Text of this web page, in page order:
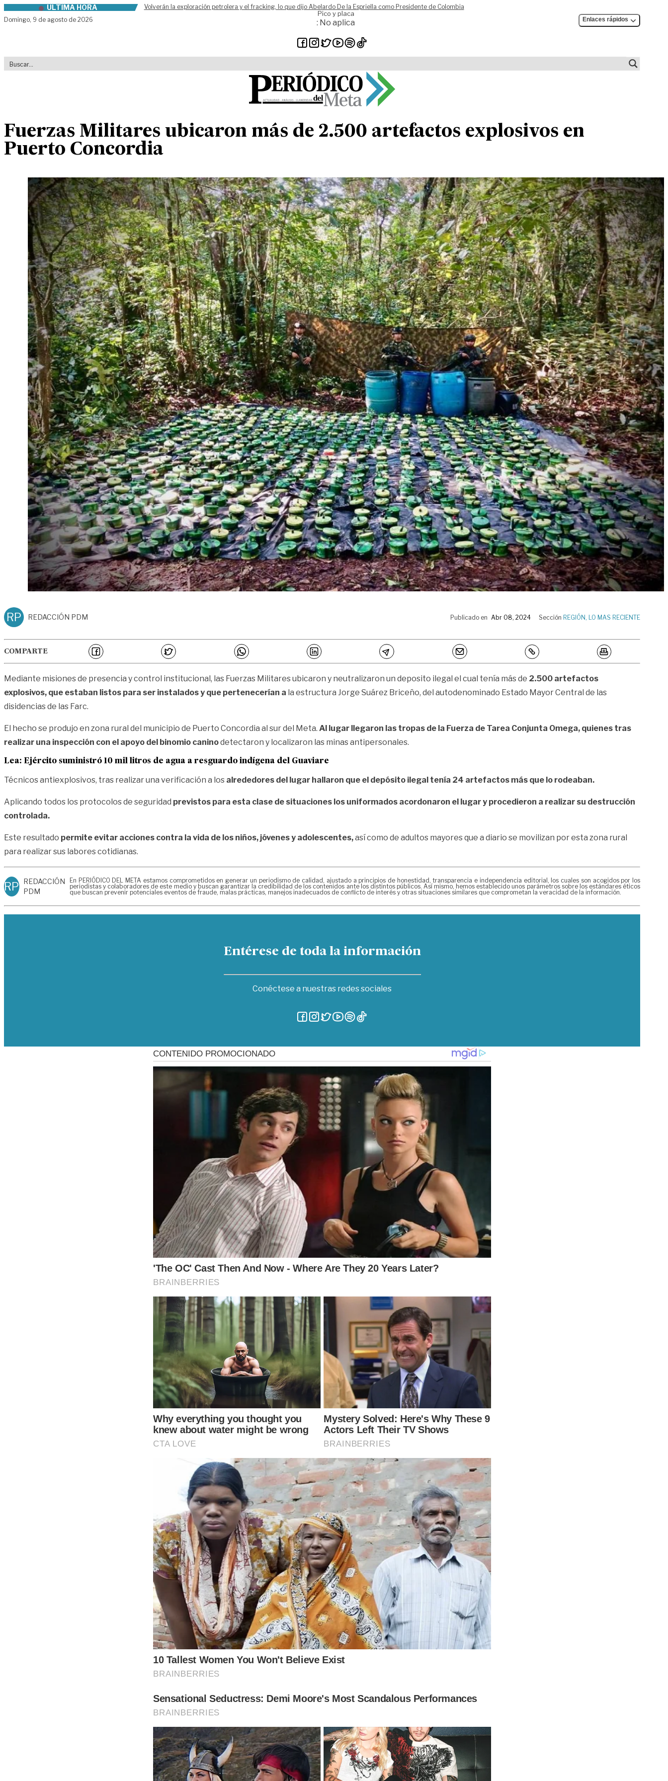
Skip to contentÚLTIMA HORA
Volverán la exploración petrolera y el fracking, lo que dijo Abelardo De la Espriella como Presidente de Colombia
Domingo, 9 de agosto de 2026
Pico y placa
: No aplica Enlaces rápidos
Fuerzas Militares ubicaron más de 2.500 artefactos explosivos en
Puerto Concordia
RP REDACCIÓN PDM Publicado en Abr 08, 2024 Sección REGIÓN , LO MAS RECIENTE
COMPARTE
Mediante misiones de presencia y control institucional, las Fuerzas Militares ubicaron y neutralizaron un deposito ilegal el cual tenía más de 2.500 artefactos
explosivos, que estaban listos para ser instalados y que pertenecerían a la estructura Jorge Suárez Briceño, del autodenominado Estado Mayor Central de las
disidencias de las Farc.
El hecho se produjo en zona rural del municipio de Puerto Concordia al sur del Meta. Al lugar llegaron las tropas de la Fuerza de Tarea Conjunta Omega, quienes tras
realizar una inspección con el apoyo del binomio caninodetectaron y localizaron las minas antipersonales.
Lea: Ejército suministró 10 mil litros de agua a resguardo indígena del Guaviare
Técnicos antiexplosivos, tras realizar una verificación a los alrededores del lugar hallaron que el depósito ilegal tenía 24 artefactos más que lo rodeaban.
Aplicando todos los protocolos de seguridad previstos para esta clase de situaciones los uniformados acordonaron el lugar y procedieron a realizar su destrucción
controlada.
Este resultado permite evitar acciones contra la vida de los niños, jóvenes y adolescentes,así como de adultos mayores que a diario se movilizan por esta zona rural
para realizar sus labores cotidianas.
RP REDACCIÓN
PDM
En PERIÓDICO DEL META estamos comprometidos en generar un periodismo de calidad, ajustado a principios de honestidad, transparencia e independencia editorial, los cuales son acogidos por los
periodistas y colaboradores de este medio y buscan garantizar la credibilidad de los contenidos ante los distintos públicos. Así mismo, hemos establecido unos parámetros sobre los estándares éticos
que buscan prevenir potenciales eventos de fraude, malas prácticas, manejos inadecuados de conflicto de interés y otras situaciones similares que comprometan la veracidad de la información.
Entérese de toda la información
Conéctese a nuestras redes sociales